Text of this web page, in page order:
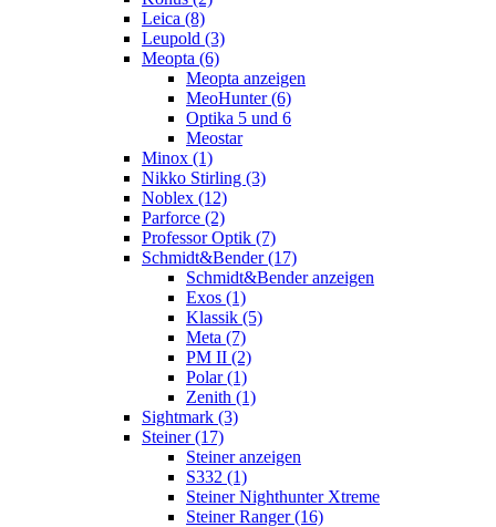
Leica (8)
Leupold (3)
Meopta (6)
Meopta anzeigen
MeoHunter (6)
Optika 5 und 6
Meostar
Minox (1)
Nikko Stirling (3)
Noblex (12)
Parforce (2)
Professor Optik (7)
Schmidt&Bender (17)
Schmidt&Bender anzeigen
Exos (1)
Klassik (5)
Meta (7)
PM II (2)
Polar (1)
Zenith (1)
Sightmark (3)
Steiner (17)
Steiner anzeigen
S332 (1)
Steiner Nighthunter Xtreme
Steiner Ranger (16)